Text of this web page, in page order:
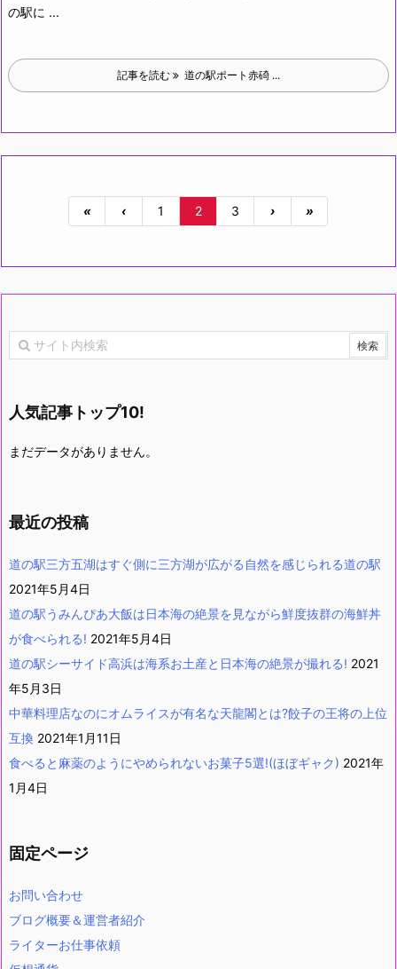
の駅に ...
記事を読む 道の駅ポート赤碕 ...
« ‹ 1 2 3 › »
人気記事トップ10!
まだデータがありません。
最近の投稿
道の駅三方五湖はすぐ側に三方湖が広がる自然を感じられる道の駅
2021年5月4日
道の駅うみんぴあ大飯は日本海の絶景を見ながら鮮度抜群の海鮮丼
が食べられる! 2021年5月4日
道の駅シーサイド高浜は海系お土産と日本海の絶景が撮れる! 2021
年5月3日
中華料理店なのにオムライスが有名な天龍閣とは?餃子の王将の上位
互換 2021年1月11日
食べると麻薬のようにやめられないお菓子5選!(ほぼギャク) 2021年
1月4日
固定ページ
お問い合わせ
ブログ概要＆運営者紹介
ライターお仕事依頼